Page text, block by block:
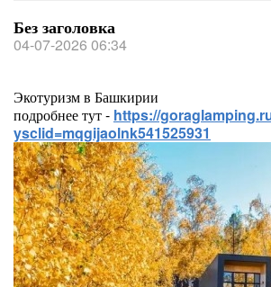
Без заголовка
04-07-2026 06:34
Экотуризм в Башкирии
подробнее тут - https://
ysclid=mqgijaolnk541525931